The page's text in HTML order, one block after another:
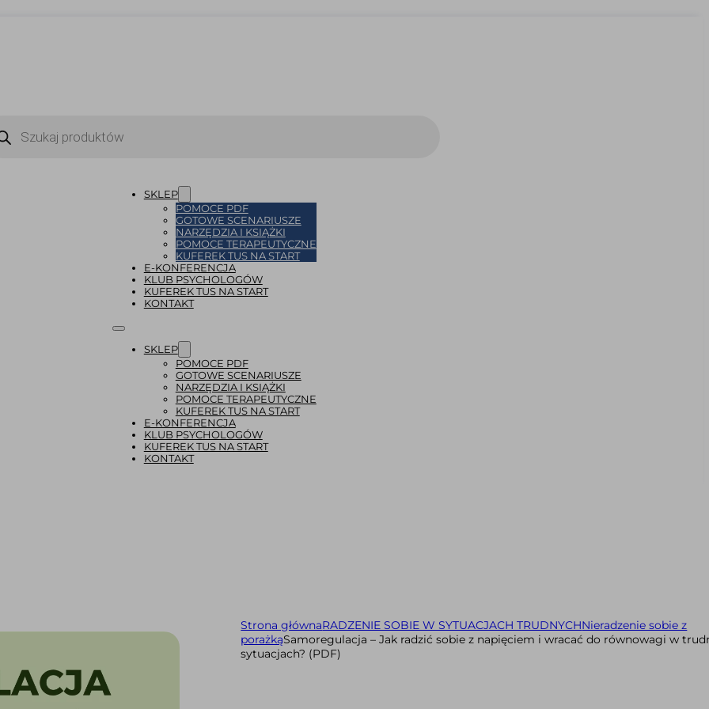
SKLEP
POMOCE PDF
GOTOWE SCENARIUSZE
NARZĘDZIA I KSIĄŻKI
POMOCE TERAPEUTYCZNE
KUFEREK TUS NA START
E-KONFERENCJA
KLUB PSYCHOLOGÓW
KUFEREK TUS NA START
KONTAKT
SKLEP
POMOCE PDF
GOTOWE SCENARIUSZE
NARZĘDZIA I KSIĄŻKI
POMOCE TERAPEUTYCZNE
KUFEREK TUS NA START
E-KONFERENCJA
KLUB PSYCHOLOGÓW
KUFEREK TUS NA START
KONTAKT
Strona głównaRADZENIE SOBIE W SYTUACJACH TRUDNYCHNieradzenie sobie z
porażkąSamoregulacja – Jak radzić sobie z napięciem i wracać do równowagi w
sytuacjach? (PDF)